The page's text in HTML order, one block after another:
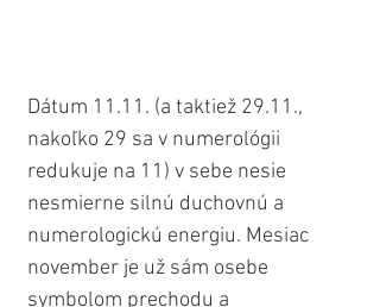
Dátum 11.11. (a taktiež 29.11.,
nakoľko 29 sa v numerológii
redukuje na 11) v sebe nesie
nesmierne silnú duchovnú a
numerologickú energiu. Mesiac
november je už sám osebe
symbolom prechodu a